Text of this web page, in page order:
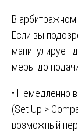
В арбитражном
Если вы
манипулирует
меры до
• Немедленно
(Set Up >
возможный